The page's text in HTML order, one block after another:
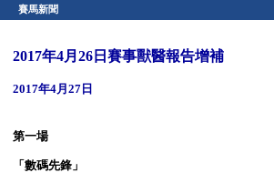
賽馬新聞
2017年4月26日賽事獸醫報告增補
2017年4月27日
第一場
「數碼先鋒」